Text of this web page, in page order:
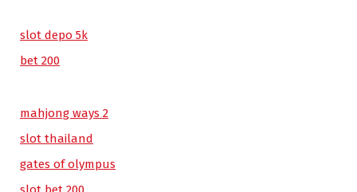
slot depo 5k
bet 200
mahjong ways 2
slot thailand
gates of olympus